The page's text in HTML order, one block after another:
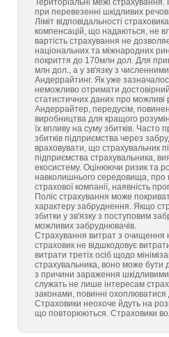
Територіальні межі
при перевезенні шкідливих
Ліміт відповідальності
компенсацій, що надаються, не
вартість страхування не
національних та міжнародних
покриття до 170млн дол. Для
млн дол., а у зв'язку з
Андеррайтинг. Як уже
неможливо отримати достовірний
статистичних даних про можливі
Андеррайтер, передусім, повинен
виробництва для кращого
їх впливу на суму збитків.
збитків підприємства через
враховувати, що страхувальник
підприємства страхувальника,
екосистему. Оцінюючи ризик та
навколишнього середовища, про
страхової компанії, наявність
Поліс страхування може
характеру забруднення. Якщо
збитки у зв'язку з поступовим
можливих забруднювачів.
Страхування витрат з очищення
страховик не відшкодовує
витрати третіх осіб щодо
страхувальника, воно може
з причини зараження
служать не лише інтересам
законами, повинні охоплюватися
Страховики неохоче йдуть на
що повторюються. Страховики